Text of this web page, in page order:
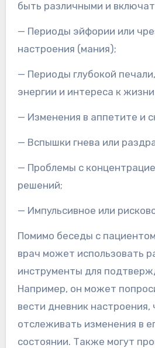
быть различными и
— Периоды эйфории или
настроения (мания);
— Периоды глубокой
энергии и интереса к
— Изменения в аппетите и
— Вспышки гнева или
— Проблемы с
решений;
— Импульсивное или
Помимо беседы с
врач может использовать
инструменты для
Например, он может
вести дневник настроения,
отслеживать изменения в
состоянии. Также могут